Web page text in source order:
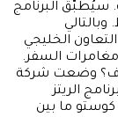
سيُطبّق البرنامج
الخليجي
السفر.
وضعت شركة
الريتز
كوستو ما بين